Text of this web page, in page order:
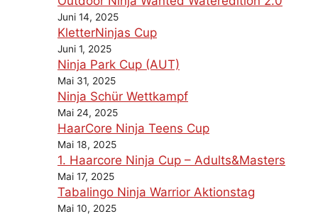
Juni 14, 2025
KletterNinjas Cup
Juni 1, 2025
Ninja Park Cup (AUT)
Mai 31, 2025
Ninja Schür Wettkampf
Mai 24, 2025
HaarCore Ninja Teens Cup
Mai 18, 2025
1. Haarcore Ninja Cup – Adults&Masters
Mai 17, 2025
Tabalingo Ninja Warrior Aktionstag
Mai 10, 2025